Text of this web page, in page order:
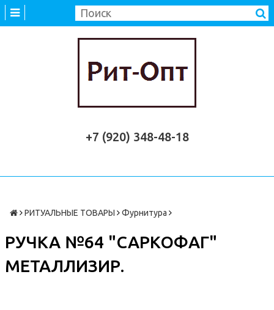
+7 (920) 348-48-18
РИТУАЛЬНЫЕ ТОВАРЫ Фурнитура
РУЧКА №64 "САРКОФАГ"
МЕТАЛЛИЗИР.